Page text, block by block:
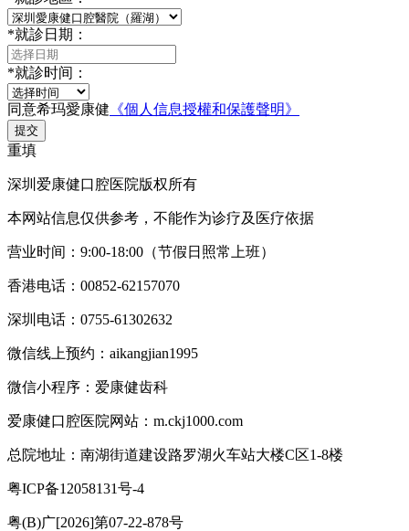
*就診日期：
*就診时间：
同意希玛愛康健 《個人信息授權和保護聲明》
提交
重填
深圳爱康健口腔医院版权所有
本网站信息仅供参考，不能作为诊疗及医疗依据
营业时间：9:00-18:00（节假日照常上班）
香港电话：00852-62157070
深圳电话：0755-61302632
微信线上预约：aikangjian1995
微信小程序：爱康健齿科
爱康健口腔医院网站：m.ckj1000.com
总院地址：南湖街道建设路罗湖火车站大楼C区1-8楼
粤ICP备12058131号-4
粤(B)广[2026]第07-22-878号